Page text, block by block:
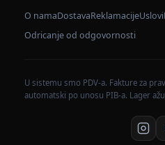
O namaDostavaReklamacijeUslovi
Odricanje od odgovornosti
U sistemu smo PDV-a. Fakture za
automatski po unosu PIB-a. Lager